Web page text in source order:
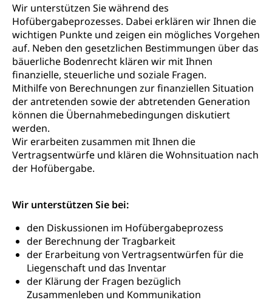
Wir unterstützen Sie während des
Hofübergabeprozesses. Dabei erklären wir Ihnen die
wichtigen Punkte und zeigen ein mögliches Vorgehen
auf. Neben den gesetzlichen Bestimmungen über das
bäuerliche Bodenrecht klären wir mit Ihnen
finanzielle, steuerliche und soziale Fragen.
Mithilfe von Berechnungen zur finanziellen Situation
der antretenden sowie der abtretenden Generation
können die Übernahmebedingungen diskutiert
werden.
Wir erarbeiten zusammen mit Ihnen die
Vertragsentwürfe und klären die Wohnsituation nach
der Hofübergabe.
Wir unterstützen Sie bei:
den Diskussionen im Hofübergabeprozess
der Berechnung der Tragbarkeit
der Erarbeitung von Vertragsentwürfen für die
Liegenschaft und das Inventar
der Klärung der Fragen bezüglich
Zusammenleben und Kommunikation
Jagdausweis, Fischereiausweis
Strafregisterauszug bestellen
Waffen, Sprengstoffe und Pyrotechnik
Reisepass, Identitätskarte
Strassenverkehrsamt (Führerausweis,
Fahrzeugausweis)
Einbürgerung
Nationalität, Staatsangehörigkeit,
Staatsbürgerschaft, Bürgerrecht, Erwerb des
Bürgerrechts, Verlust des Bürgerrechts,
Einbürgerungsverfahren
Einbürgerungen
Geburt
Geburtsurkunde, Geburtsschein, Geburtsanzeige
Familienzulagen (WAS Luzern)
Schwangerschaft / Geburt (gruezi.lu.ch)
Kinder und Jugendliche
Mündigkeit, Kindesschutz, Jugendschutz
Psychische Gesundheit
IV für Kinder und Jugendliche (WAS Luzern)
Hauspflege, spitalexterne Pflege, Spitex
Betreuende Angehörige
Pflegeheimliste und freie Pflegeplätze
Betreuung von Angehörigen (WAS Luzern)
Religion
Kirche, Gottesdienst, Seelsorge,
Religionsgemeinschaft
Religionsvielfalt Im Kanton Luzern (unilu)
Sport